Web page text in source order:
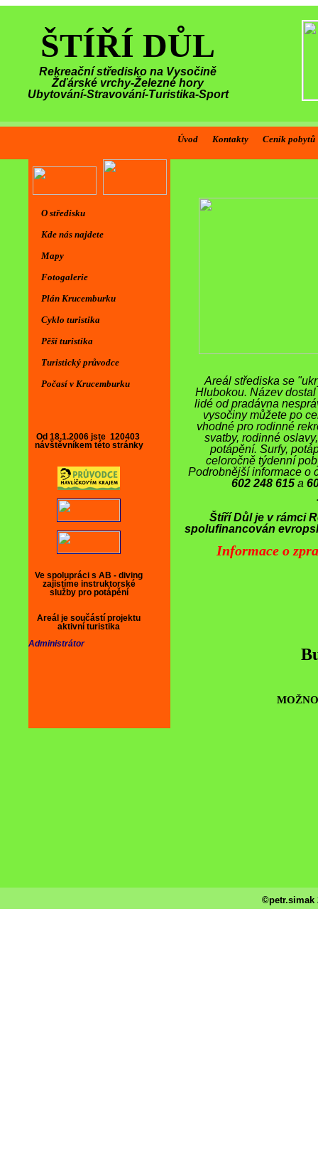
AKTUALITY-INFORMACE
Sleva na ubytování ve dvou měsících roku
ŠTÍŘÍ DŮL
Rekreační středisko na Vysočině
Žďárské vrchy-Železné hory
Ubytování-Stravování-Turistika-Sport
Úvod Kontakty Ceník pobytů
Areál střediska se
Hlubokou. Název
lidé od pradávna
vysočiny můžete po
vhodné pro rodinné
svatby, rodinné
potápění. Surfy,
celoročně týdenní
Podrobnější informace o
602 248 615 a
Štíří Důl je v rámci
spolufinancován
Informace o
Od 18.1.2006 jste 120403
návštěvníkem této stránky
Ve spolupráci s AB - diving
zajistíme instruktorské
služby pro potápění
Areál je součástí projektu
aktivní turistika
Administrátor
O středisku
Kde nás najdete
Mapy
Fotogalerie
Plán Krucemburku
Cyklo turistika
Pěší turistika
Turistický průvodce
Počasí v Krucemburku
©petr.simak